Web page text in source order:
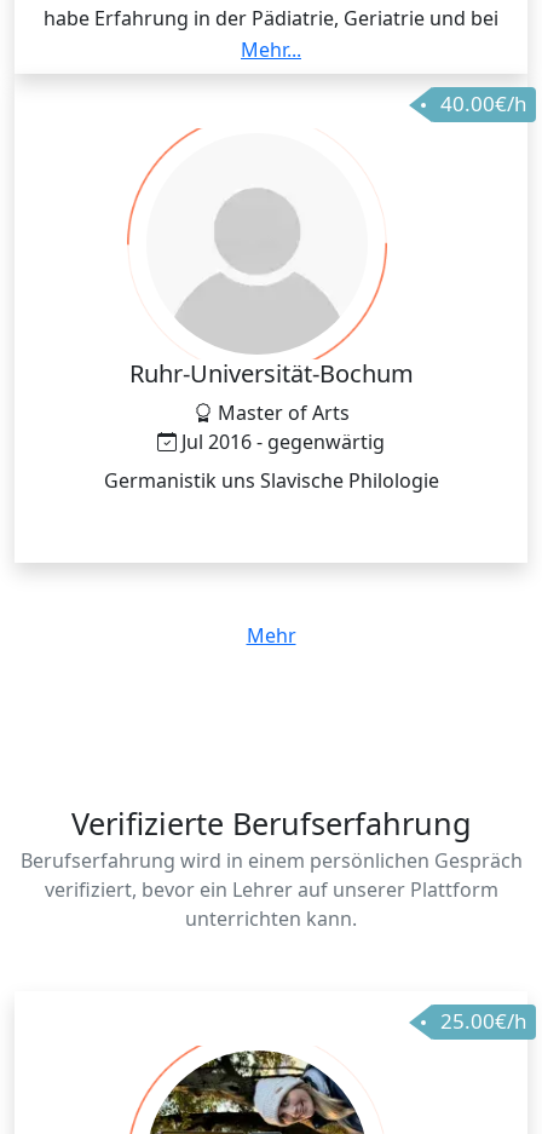
habe Erfahrung in der Pädiatrie, Geriatrie und bei
Erwachsenen Pflegeempfängern. Ich habe in vielen
unterschiedlichen Settings der Pflege gearbeitet,
Mehr...
40.00€/h
Ruhr-Universität-Bochum
Master of Arts
Jul 2016 - gegenwärtig
Germanistik uns Slavische Philologie
Mehr
Verifizierte Berufserfahrung
Berufserfahrung wird in einem persönlichen Gespräch
verifiziert, bevor ein Lehrer auf unserer Plattform
unterrichten kann.
25.00€/h